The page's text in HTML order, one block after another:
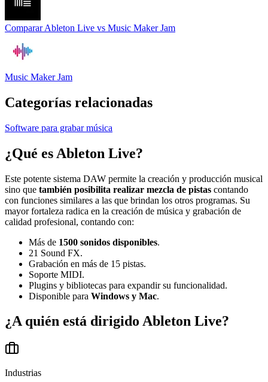
Comparar Ableton Live vs Music Maker Jam
Music Maker Jam
Categorías relacionadas
Software para grabar música
¿Qué es Ableton Live?
Este potente sistema DAW permite la creación y producción musical
sino que también posibilita realizar mezcla de pistas contando
con funciones similares a las que brindan los otros programas. Su
mayor fortaleza radica en la creación de música y grabación de
calidad profesional, contando con:
Más de 1500 sonidos disponibles.
21 Sound FX.
Grabación en más de 15 pistas.
Soporte MIDI.
Plugins y bibliotecas para expandir su funcionalidad.
Disponible para Windows y Mac.
¿A quién está dirigido Ableton Live?
Industrias